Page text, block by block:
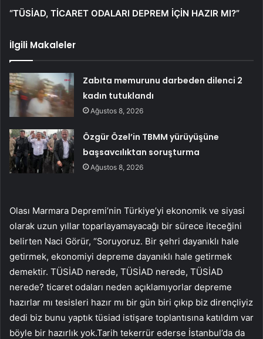
“TÜSİAD, TİCARET ODALARI DEPREM İÇİN HAZIR MI?”
İlgili Makaleler
Zabıta memurunu darbeden dilenci 2
kadın tutuklandı
Ağustos 8, 2026
Özgür Özel’in TBMM yürüyüşüne
başsavcılıktan soruşturma
Ağustos 8, 2026
Olası Marmara Depremi’nin Türkiye’yi ekonomik ve siyasi
olarak uzun yıllar toparlayamayacağı bir sürece iteceğini
belirten Naci Görür, “Soruyoruz. Bir şehri dayanıklı hale
getirmek, ekonomiyi depreme dayanıklı hale getirmek
demektir. TÜSİAD nerede, TÜSİAD nerede, TÜSİAD
nerede? ticaret odaları neden açıklamıyorlar depreme
hazırlar mı tesisleri hazır mı bir gün biri çıkıp biz dirençliyiz
dedi biz bunu yaptık tüsiad istişare toplantısına katıldım var
böyle bir hazırlık yok.Tarih tekerrür ederse İstanbul’da da